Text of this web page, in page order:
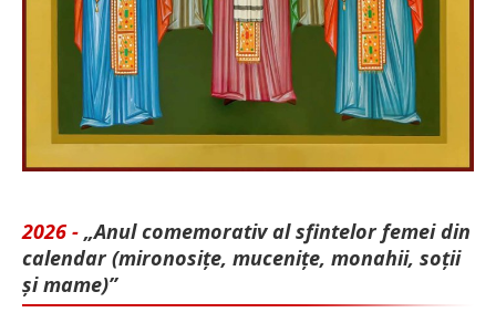
2026 - „Anul comemorativ al sfintelor femei din
calendar (mironosițe, mu­cenițe, monahii, soții
și mame)”